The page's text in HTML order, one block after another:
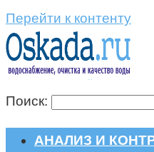
Перейти к контенту
Поиск:
АНАЛИЗ И